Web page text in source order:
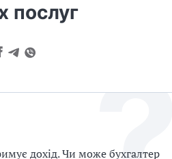
послуг
дохід. Чи може бухгалтер